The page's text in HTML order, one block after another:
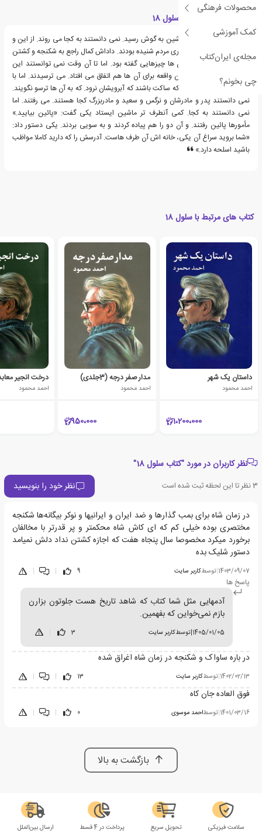
محصولات فرهنگی
کمک آموزشی
مجله‌ی ایران‌کتاب
چی بخونم؟
قسمت هایی از کتاب سلول 18
صدای روشن شدن ماشین به گوش رسید. نمی دانستند به کجا می روند. از این و
آن چیزهایی درباره دستگیری مردم شنیده بودند. داداش کمال راجع به شکنجه و کشتن
و دستگیری مردم برای آن ها چیزهایی گفته بود. اما تا آن وقت نمی توانستند این
چیزها را باور کنند حالا این واقعه برای آن ها هم اتفاق می افتاد. می ترسیدند. اما با
خودشان بگو مگو داشتند که ساکت باشند که آبرویشان نرود. که به آن ها ترسو نگویند.
نمی دانستند پدر و مادرشان و نرگس و سعید و مادربزرگ کجا هستند. می رفتند. اما
نمی دانستند به کجا. کمی آنطرف تر ماشین ایستاد یکی گفت: «پائین بیایید.»
مأمورها پائین رفتند. و آن دو را هم پیاده کردند و به سویی بردند. یکی دستور داد:
«شما بروید سراغ آن یکی، خانه اش آن طرف هاست. آدرسش را که دارید کاملا مواظب
باشید اسلحه دارد.»
کتاب های مرتبط با سلول 18
داستان یک شهر
احمد محمود
1،200،000
مدار صفر درجه (3جلدی)
احمد محمود
950،000
درخت انجیر معابد (۲
احمد محمود
نظر کاربران در مورد "کتاب سلول 18"
3نظر تا این لحظه ثبت شده است نظر خود را بنویسید
در زمان شاه برای بمب گذارها و ضد ایران و ایرانیها و نوکر بیگانه‌ها شکنجه
مختصری بوده خیلی کم که ای کاش شاه محکمتر و پر قدرتر با مخالفان
برخورد میکرد مخصوصا سال پنجاه هفت که اجازه کشتن نداد دلش نمیامد
دستور شلیک بده
1403/09/07
|توسطکاربر سایت 9
|
|
پاسخ ها
آدمهایی مثل شما کتاب که شاهد تاریخ هست جلوتون بزارن
بازم نمی‌خواین که بفهمین.
1405/01/05
|توسطکاربر سایت 3
در باره ساواک و شکنجه در زمان شاه اغراق شده
1402/02/13
|توسطکاربر سایت 13
|
|
فوق العاده جان کاه
1401/03/16
|توسطاحمد موسوی 0
|
|
بازگشت به بالا
سلامت فیزیکی تحویل سریع پرداخت در 4 قسط ارسال بین‌الملل